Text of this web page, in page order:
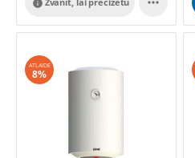

ATLAIDE
8%